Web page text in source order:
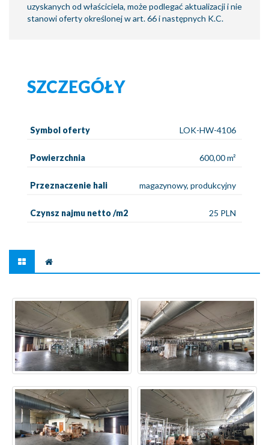
uzyskanych od właściciela, może podlegać aktualizacji i nie
stanowi oferty określonej w art. 66 i następnych K.C.
SZCZEGÓŁY
Symbol oferty LOK-HW-4106
Powierzchnia 600,00 m²
Przeznaczenie hali magazynowy, produkcyjny
Czynsz najmu netto /m2 25 PLN